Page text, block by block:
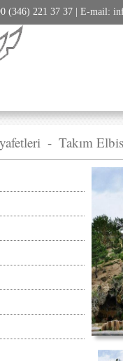
(346) 221 37 37 | E-mail:
- Takım